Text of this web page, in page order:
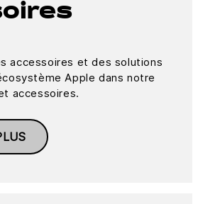
accessoires et des solutions
Apple dans notre
accessoires.